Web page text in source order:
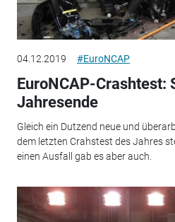
04.12.2019 #EuroNCAP
EuroNCAP-Crashtest:
Jahresende
Gleich ein Dutzend neue und
dem letzten Crahstest des Jahres
einen Ausfall gab es aber auch.